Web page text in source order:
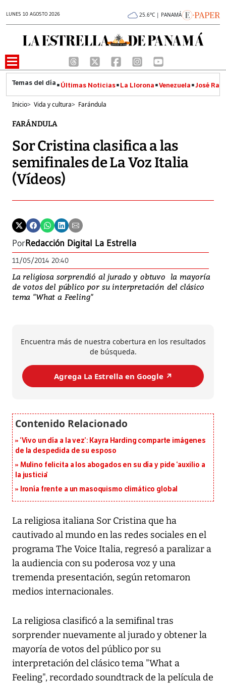
LUNES 10 AGOSTO 2026 25.6°C | PANAMÁ
Últimas Noticias La Llorona Venezuela José
Inicio> Vida y cultura> Farándula
FARÁNDULA
Sor Cristina clasifica a las
semifinales de La Voz Italia
(Vídeos)
PorRedacción Digital La Estrella
11/05/2014 20:40
La religiosa sorprendió al jurado y obtuvo la mayoría
de votos del público por su interpretación del clásico
tema "What a Feeling"
Encuentra más de nuestra cobertura en los resultados
de búsqueda.
Agrega La Estrella en Google ↗️
‘Vivo un día a la vez’: Kayra Harding comparte imágenes
de la despedida de su esposo
Mulino felicita a los abogados en su día y pide ‘auxilio a
la justicia’
Ironía frente a un masoquismo climático global
La religiosa italiana Sor Cristina que ha
cautivado al mundo en las redes sociales en el
programa The Voice Italia, regresó a paralizar a
la audiencia con su poderosa voz y una
tremenda presentación, según retomaron
medios internacionales.
La religiosa clasificó a la semifinal tras
sorprender nuevamente al jurado y obtener la
mayoría de votos del público por su
interpretación del clásico tema "What a
Feeling", recordado soundtrack de la película de